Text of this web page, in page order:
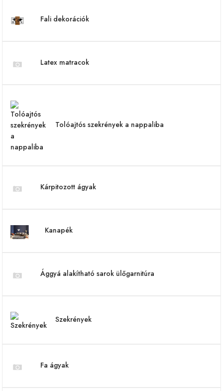
Fali dekorációk
Latex matracok
Tolóajtós szekrények a nappaliba
Kárpitozott ágyak
Kanapék
Ággyá alakítható sarok ülőgarnitúra
Szekrények
Fa ágyak